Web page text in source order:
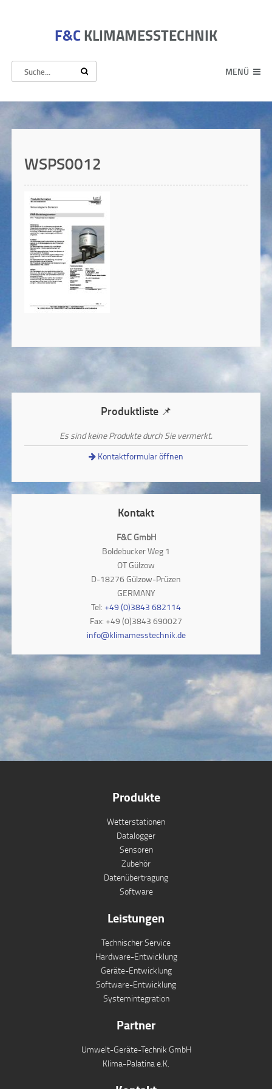
F&C KLIMAMESSTECHNIK
MENÜ
WSPS0012
Produktliste 📌
Es sind keine Produkte durch Sie vermerkt.
Kontaktformular öffnen
Kontakt
F&C GmbH
Boldebucker Weg 1
OT Gülzow
D-18276 Gülzow-Prüzen
GERMANY
Tel: +49 (0)3843 682114
Fax: +49 (0)3843 690027
info@klimamesstechnik.de
Produkte
Wetterstationen
Datalogger
Sensoren
Zubehör
Datenübertragung
Software
Leistungen
Technischer Service
Hardware-Entwicklung
Geräte-Entwicklung
Software-Entwicklung
Systemintegration
Partner
Umwelt-Geräte-Technik GmbH
Klima-Palatina e.K.